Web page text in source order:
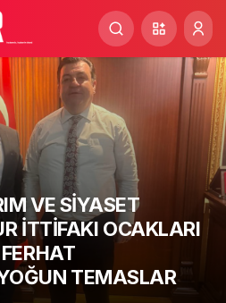
VE SİYASET
İTTİFAKI OCAKLARI
TEMASLAR
Paylaş